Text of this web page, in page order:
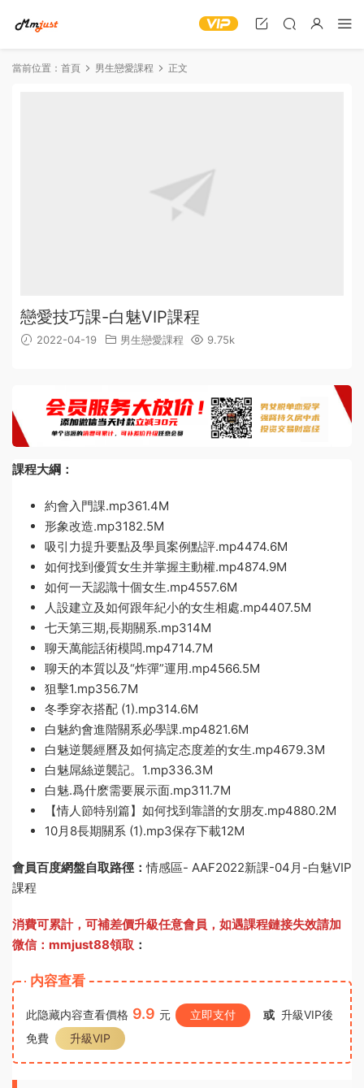
當前位置： 首頁 男生戀愛課程 正文
戀愛技巧課-白魅VIP課程
2022-04-19 男生戀愛課程 9.75k
課程大綱：
約會入門課.mp361.4M
形象改造.mp3182.5M
吸引力提升要點及學員案例點評.mp4474.6M
如何找到優質女生并掌握主動權.mp4874.9M
如何一天認識十個女生.mp4557.6M
人設建立及如何跟年紀小的女生相處.mp4407.5M
七天第三期,長期關系.mp314M
聊天萬能話術模闆.mp4714.7M
聊天的本質以及“炸彈”運用.mp4566.5M
狙擊1.mp356.7M
冬季穿衣搭配 (1).mp314.6M
白魅約會進階關系必學課.mp4821.6M
白魅逆襲經曆及如何搞定态度差的女生.mp4679.3M
白魅屌絲逆襲記。1.mp336.3M
白魅.爲什麽需要展示面.mp311.7M
【情人節特别篇】如何找到靠譜的女朋友.mp4880.2M
10月8長期關系 (1).mp3保存下載12M
會員百度網盤自取路徑：情感區- AAF2022新課-04月-白魅VIP
課程
消費可累計，可補差價升級任意會員， 如遇課程鏈接失效請加
微信：mmjust88領取 ：
内容查看
此隐藏内容查看價格 9.9 元 立即支付 或 升級VIP後
免費
升級VIP